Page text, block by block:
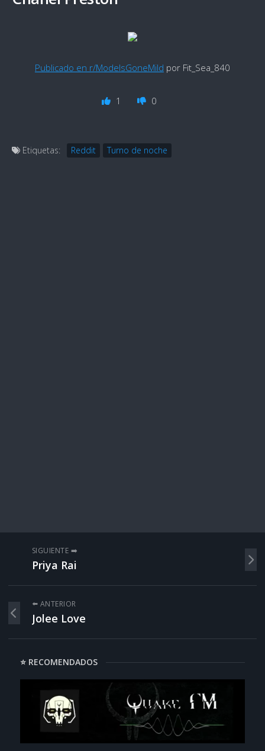
Publicado en r/ModelsGoneMild por Fit_Sea_840
1 0
Etiquetas: Reddit Turno de noche
SIGUIENTE ➡️
Priya Rai
⬅️ ANTERIOR
Jolee Love
⭐ RECOMENDADOS